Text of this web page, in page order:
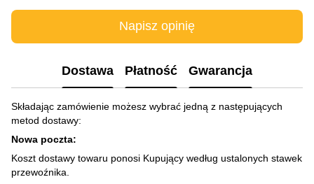
Napisz opinię
Dostawa Płatność Gwarancja
Składając zamówienie możesz wybrać jedną z następujących
metod dostawy:
Nowa poczta:
Koszt dostawy towaru ponosi Kupujący według ustalonych stawek
przewoźnika.